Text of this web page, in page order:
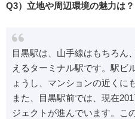
Q3）立地や周辺環境の魅力は？
目黒駅は、山手線はもちろん
えるターミナル駅です。駅ビ
ょうし、マンションの近くに
また、目黒駅前では、現在
ジェクトが進んでいます。こ